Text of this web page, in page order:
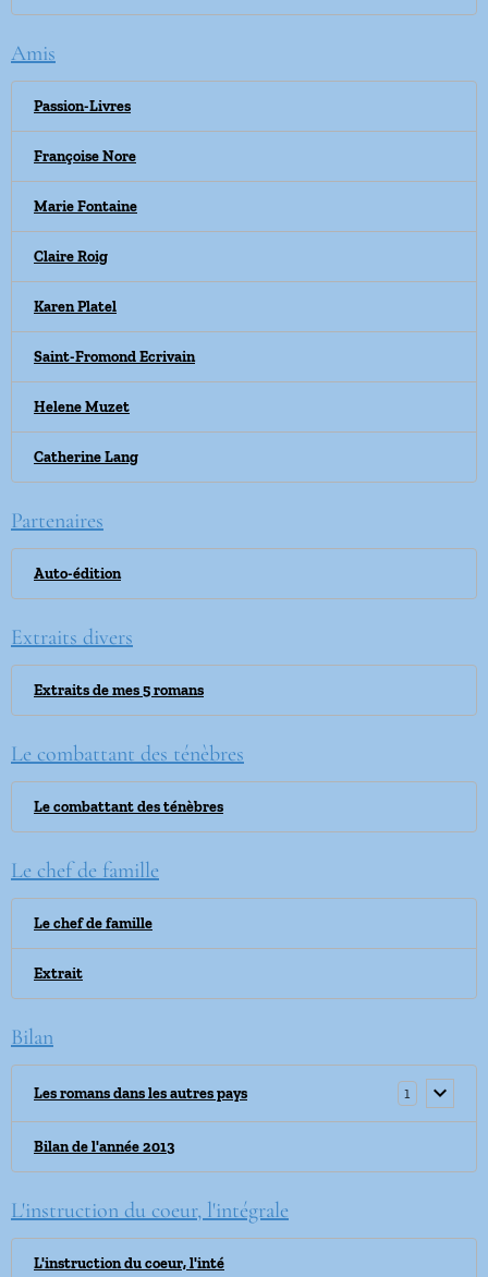
Amis
Passion-Livres
Françoise Nore
Marie Fontaine
Claire Roig
Karen Platel
Saint-Fromond Ecrivain
Helene Muzet
Catherine Lang
Partenaires
Auto-édition
Extraits divers
Extraits de mes 5 romans
Le combattant des ténèbres
Le combattant des ténèbres
Le chef de famille
Le chef de famille
Extrait
Bilan
Les romans dans les autres pays 1
Bilan de l'année 2013
L'instruction du coeur, l'intégrale
L'instruction du coeur, l'inté